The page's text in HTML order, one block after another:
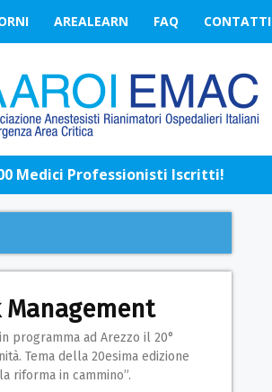
AREALEARN FAQ CONTATTI
Medici Professionisti Iscritti!
programma ad Arezzo il 20°
Tema della 20esima edizione
riforma in cammino”.